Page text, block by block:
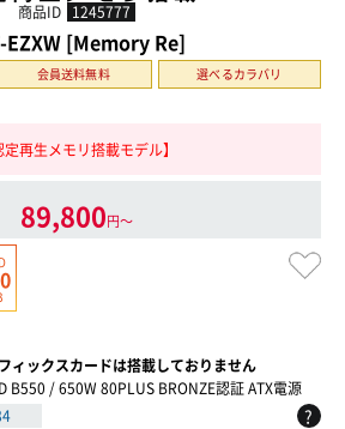
商品ID 1245777
EZXW [Memory Re]
会員送料無料
選べるカラバリ
定再生メモリ搭載モデル】
89,800円〜
ックスカードは搭載しておりません
B550 / 650W 80PLUS BRONZE認証 ATX電源
?